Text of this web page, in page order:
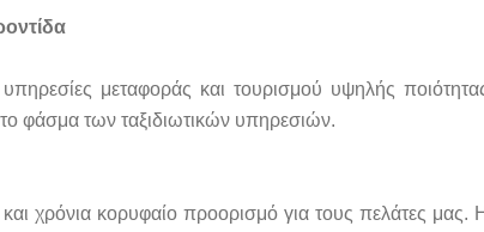
μεταφοράς και τουρισμού υψηλής
το φάσμα των ταξιδιωτικών υπηρεσιών.
χρόνια κορυφαίο προορισμό για τους πελάτες μας.